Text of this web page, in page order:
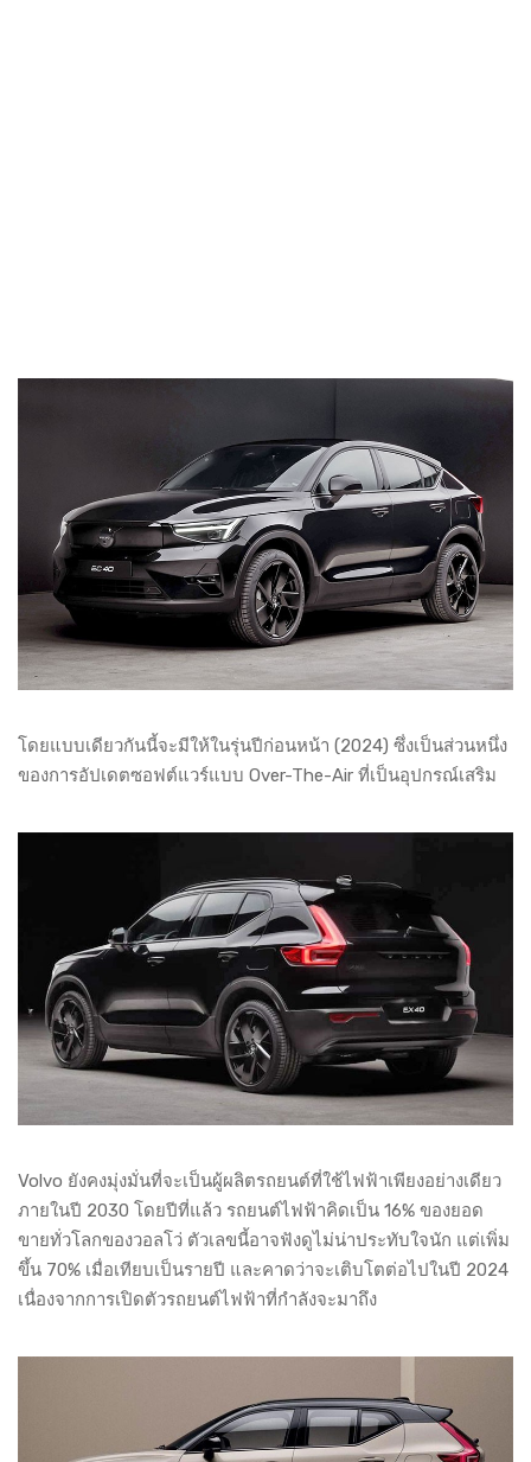
โดยแบบเดียวกันนี้จะมีให้ในรุ่นปีก่อนหน้า (2024) ซึ่งเป็นส่วนหนึ่ง
ของการอัปเดตซอฟต์แวร์แบบ Over-The-Air ที่เป็นอุปกรณ์เสริม
Volvo ยังคงมุ่งมั่นที่จะเป็นผู้ผลิตรถยนต์ที่ใช้ไฟฟ้าเพียงอย่างเดียว
ภายในปี 2030 โดยปีที่แล้ว รถยนต์ไฟฟ้าคิดเป็น 16% ของยอด
ขายทั่วโลกของวอลโว่ ตัวเลขนี้อาจฟังดูไม่น่าประทับใจนัก แต่เพิ่ม
ขึ้น 70% เมื่อเทียบเป็นรายปี และคาดว่าจะเติบโตต่อไปในปี 2024
เนื่องจากการเปิดตัวรถยนต์ไฟฟ้าที่กำลังจะมาถึง